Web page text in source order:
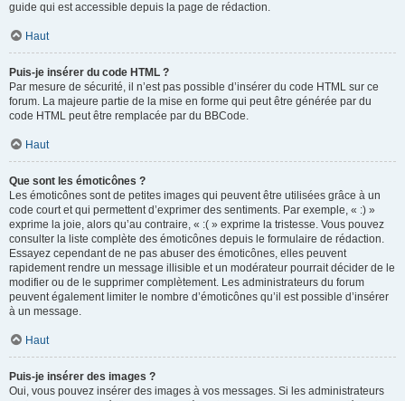
guide qui est accessible depuis la page de rédaction.
Haut
Puis-je insérer du code HTML ?
Par mesure de sécurité, il n’est pas possible d’insérer du code HTML sur ce
forum. La majeure partie de la mise en forme qui peut être générée par du
code HTML peut être remplacée par du BBCode.
Haut
Que sont les émoticônes ?
Les émoticônes sont de petites images qui peuvent être utilisées grâce à un
code court et qui permettent d’exprimer des sentiments. Par exemple, « :) »
exprime la joie, alors qu’au contraire, « :( » exprime la tristesse. Vous pouvez
consulter la liste complète des émoticônes depuis le formulaire de rédaction.
Essayez cependant de ne pas abuser des émoticônes, elles peuvent
rapidement rendre un message illisible et un modérateur pourrait décider de le
modifier ou de le supprimer complètement. Les administrateurs du forum
peuvent également limiter le nombre d’émoticônes qu’il est possible d’insérer
à un message.
Haut
Puis-je insérer des images ?
Oui, vous pouvez insérer des images à vos messages. Si les administrateurs